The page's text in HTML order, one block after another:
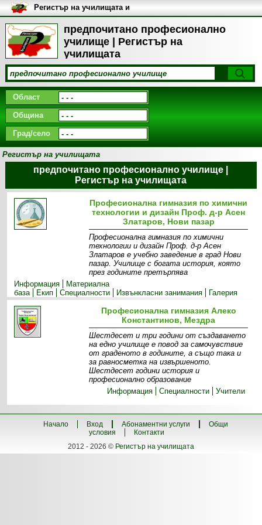
предпочитано професионално
училище | Регистър на
училищата
Регистър на училищата и
университетите в България
Област
Община
Град/село
Регистър на училищата
предпочитано професионално училище |
Регистър на училищата
Професионална гимназия по химични
технологии и дизайн Проф. д-р Асен
Златаров, Нови пазар
Професионална гимназия по химични
технологии и дизайн Проф. д-р Асен
Златаров е учебно заведение в град Нови
пазар. Училище с богата история, която
през годините претърпява
Информация
Материална
база
Екип Специалности Извънкласни занимания Галерия
Професионална гимназия Алеко
Константинов, Мездра
Шестдесет и три години от създаването
на едно училище е повод за самочувствие
от граденото в годините, а също така и
за равносметка на извършеното.
Шестдесет години история и
професионално образование
Информация
Специалности Учители
Начало Вход Абонаментни услуги
Общи
условия
Контакти
2012 - 2026 © Регистър на училищата